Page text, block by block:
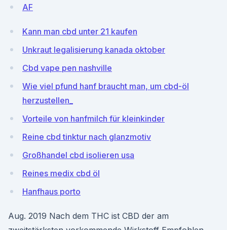
AF
Kann man cbd unter 21 kaufen
Unkraut legalisierung kanada oktober
Cbd vape pen nashville
Wie viel pfund hanf braucht man, um cbd-öl
herzustellen_
Vorteile von hanfmilch für kleinkinder
Reine cbd tinktur nach glanzmotiv
Großhandel cbd isolieren usa
Reines medix cbd öl
Hanfhaus porto
Aug. 2019 Nach dem THC ist CBD der am